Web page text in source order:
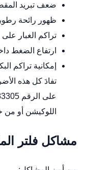
ضعف تبريد
ظهور رائحة
تراكم الغبار
ارتفاع الضغط
إمكانية تراكم
تفادَ كل هذه
على الرقم 66633305 أو زيارة الورشة بالشويخ عبر
اللوكيشن أو من
مشاكل فلتر